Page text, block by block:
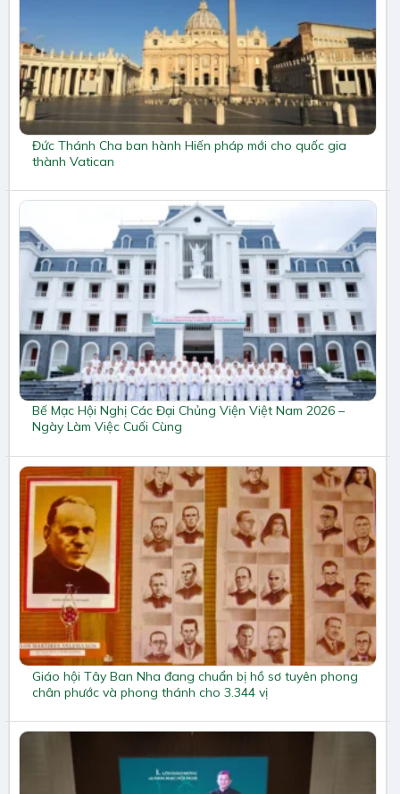
Đức Thánh Cha ban hành Hiến pháp mới cho quốc gia
thành Vatican
Bế Mạc Hội Nghị Các Đại Chủng Viện Việt Nam 2026 –
Ngày Làm Việc Cuối Cùng
Giáo hội Tây Ban Nha đang chuẩn bị hồ sơ tuyên phong
chân phước và phong thánh cho 3.344 vị